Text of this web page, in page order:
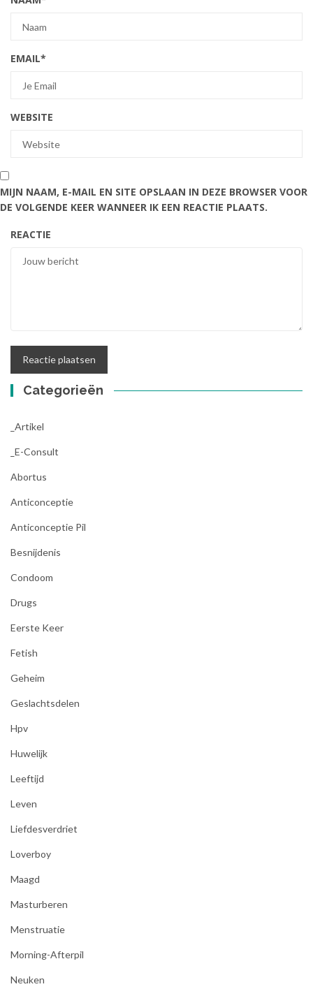
EMAIL*
WEBSITE
MIJN NAAM, E-MAIL EN SITE OPSLAAN IN DEZE BROWSER VOOR
DE VOLGENDE KEER WANNEER IK EEN REACTIE PLAATS.
REACTIE
Categorieën
_Artikel
_E-Consult
Abortus
Anticonceptie
Anticonceptie Pil
Besnijdenis
Condoom
Drugs
Eerste Keer
Fetish
Geheim
Geslachtsdelen
Hpv
Huwelijk
Leeftijd
Leven
Liefdesverdriet
Loverboy
Maagd
Masturberen
Menstruatie
Morning-Afterpil
Neuken